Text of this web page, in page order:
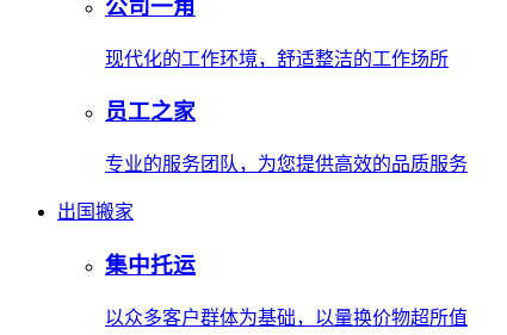
公司一角
现代化的工作环境，舒适整洁的工作场所
员工之家
专业的服务团队，为您提供高效的品质服务
出国搬家
集中托运
以众多客户群体为基础，以量换价物超所值